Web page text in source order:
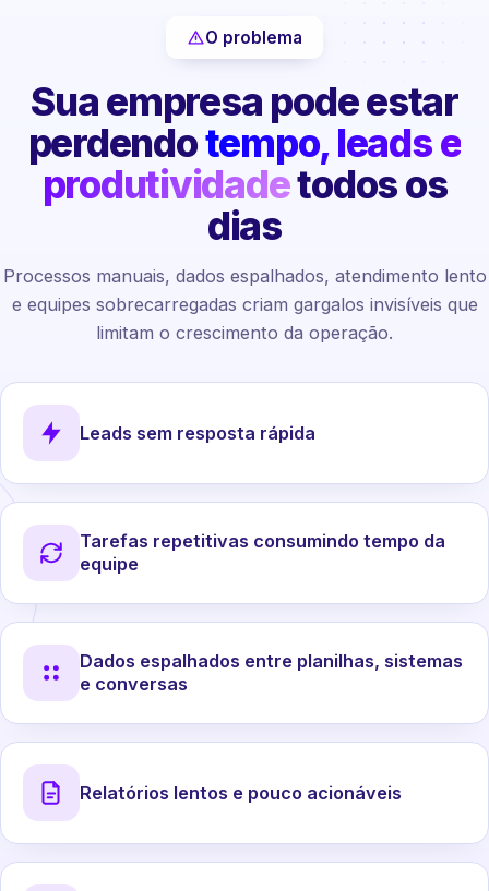
O problema
Sua empresa pode estar
perdendotempo, leads e
produtividadetodos os
dias
Processos manuais, dados espalhados, atendimento lento
e equipes sobrecarregadas criam gargalos invisíveis que
limitam o crescimento da operação.
Leads sem resposta rápida
Tarefas repetitivas consumindo tempo da
equipe
Dados espalhados entre planilhas, sistemas
e conversas
Relatórios lentos e pouco acionáveis